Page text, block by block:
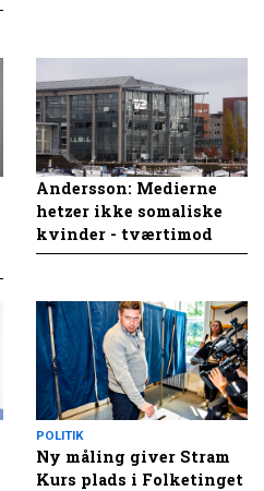
Andersson: Medierne
hetzer ikke somaliske
kvinder - tværtimod
POLITIK
Ny måling giver Stram
Kurs plads i Folketinget